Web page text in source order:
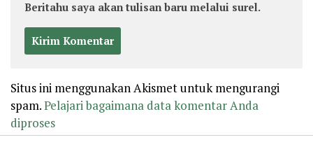
Beritahu saya akan tulisan baru melalui surel.
Situs ini menggunakan Akismet untuk mengurangi
spam.Pelajari bagaimana data komentar Anda
diproses